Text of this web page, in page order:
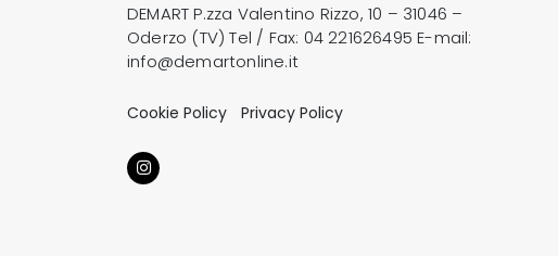
DEMART P.zza Valentino Rizzo, 10 – 31046 –
Oderzo (TV) Tel / Fax: 04 221626495 E-mail:
info@demartonline.it
Cookie Policy Privacy Policy